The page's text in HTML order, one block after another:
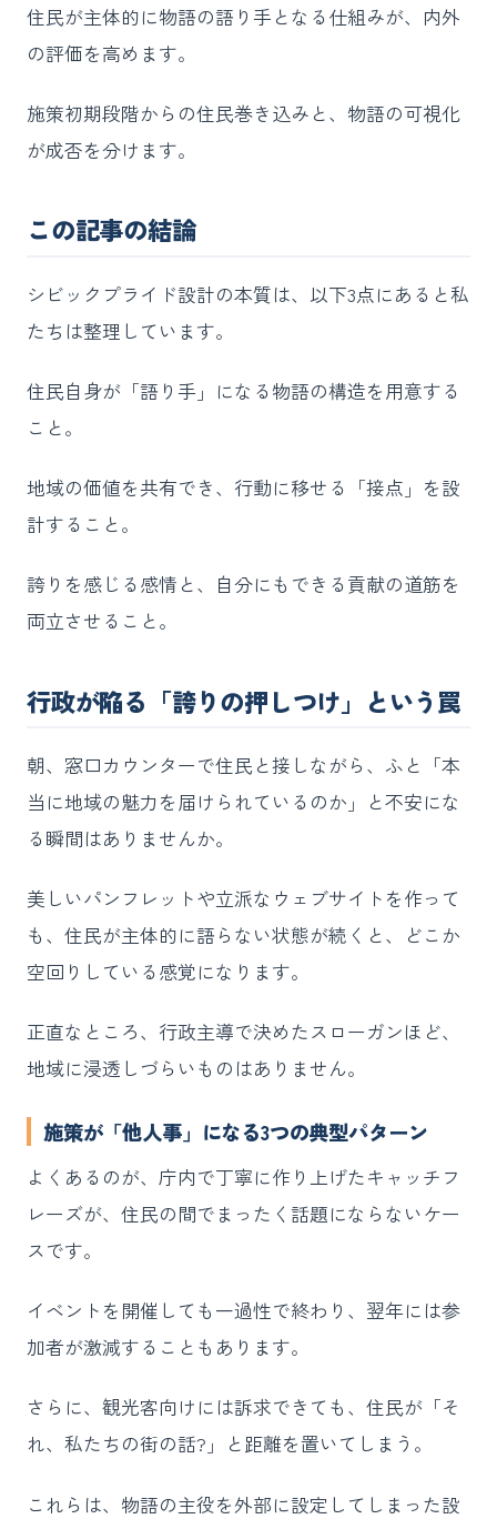
住民が主体的に物語の語り手となる仕組みが、内外
の評価を高めます。
施策初期段階からの住民巻き込みと、物語の可視化
が成否を分けます。
この記事の結論
シビックプライド設計の本質は、以下3点にあると私
たちは整理しています。
住民自身が「語り手」になる物語の構造を用意する
こと。
地域の価値を共有でき、行動に移せる「接点」を設
計すること。
誇りを感じる感情と、自分にもできる貢献の道筋を
両立させること。
行政が陥る「誇りの押しつけ」という罠
朝、窓口カウンターで住民と接しながら、ふと「本
当に地域の魅力を届けられているのか」と不安にな
る瞬間はありませんか。
美しいパンフレットや立派なウェブサイトを作って
も、住民が主体的に語らない状態が続くと、どこか
空回りしている感覚になります。
正直なところ、行政主導で決めたスローガンほど、
地域に浸透しづらいものはありません。
施策が「他人事」になる3つの典型パターン
よくあるのが、庁内で丁寧に作り上げたキャッチフ
レーズが、住民の間でまったく話題にならないケー
スです。
イベントを開催しても一過性で終わり、翌年には参
加者が激減することもあります。
さらに、観光客向けには訴求できても、住民が「そ
れ、私たちの街の話?」と距離を置いてしまう。
これらは、物語の主役を外部に設定してしまった設